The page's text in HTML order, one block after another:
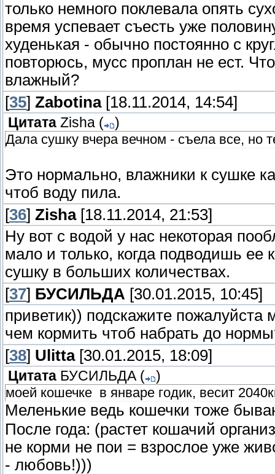
только немного поклевала опять
время успевает съесть уже
худенькая - обычно постоянно с
повторюсь, мусс проплан не ест.
влажный?
[35] Zabotina[18.11.2014, 14:54]
Цитата Zisha (
)
Дала сушку вчера вечном - съела все, но
Это нормально, влажники к сушке
чтоб воду пила.
[36] Zisha[18.11.2014, 21:53]
Ну вот с водой у нас некоторая
мало и только, когда подводишь ее
сушку в больших количествах.
[37] БУСИЛЬДА [30.01.2015, 10:45]
приветик)) подскажите пожалуйста
чем кормить чтоб набрать до
[38] Ulitta[30.01.2015, 18:09]
Цитата БУСИЛЬДА (
)
моей кошечке в январе годик, весит
Меленькие ведь кошечки тоже
После года: (растет кошачий
не корми не пои = взрослое уже
- любовь!)))